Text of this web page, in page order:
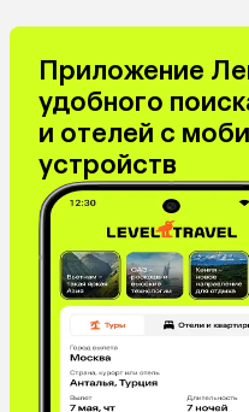
Приложение
удобного
и отелей с
устройств